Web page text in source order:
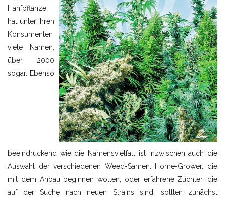
Hanfpflanze
hat unter ihren
Konsumenten
viele Namen,
über 2000
sogar. Ebenso
beeindruckend wie die Namensvielfalt ist inzwischen auch die
Auswahl der verschiedenen Weed-Samen. Home-Grower, die
mit dem Anbau beginnen wollen, oder erfahrene Züchter, die
auf der Suche nach neuen Strains sind, sollten zunächst